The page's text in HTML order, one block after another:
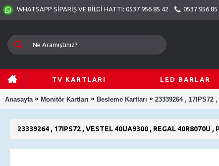
WHATSAPP SİPARİŞ VE BİLGİ HATTI: 0537 956 85 42 0537 956 85
TV KARTLARI LED BARLAR
Anasayfa » Monitör Kartları » Besleme Kartları » 23339264 , 17IPS72
23339264 , 17IPS72 , VESTEL 40UA9300 , REGAL 40R8070U ,